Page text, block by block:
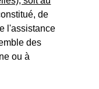
de
l'assistance
des
ou à